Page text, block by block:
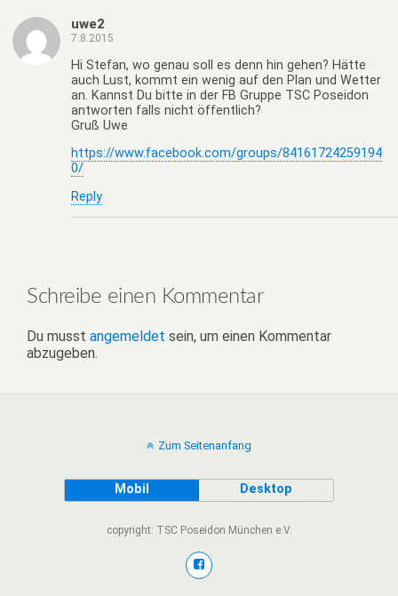
uwe2
7.8.2015
Hi Stefan, wo genau soll es denn hin gehen? Hätte
auch Lust, kommt ein wenig auf den Plan und Wetter
an. Kannst Du bitte in der FB Gruppe TSC Poseidon
antworten falls nicht öffentlich?
Gruß Uwe
https://www.facebook.com/groups/84161724259194
0/
Reply
Schreibe einen Kommentar
Du musst angemeldet sein, um einen Kommentar
abzugeben.
Zum Seitenanfang
Mobil Desktop
copyright: TSC Poseidon München e.V.